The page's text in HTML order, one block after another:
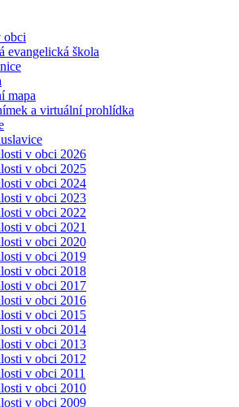
obci
evangelická škola
mapa
a virtuální prohlídka
v obci 2026
v obci 2025
v obci 2024
v obci 2023
v obci 2022
v obci 2021
v obci 2020
v obci 2019
v obci 2018
v obci 2017
v obci 2016
v obci 2015
v obci 2014
v obci 2013
v obci 2012
v obci 2011
v obci 2010
v obci 2009